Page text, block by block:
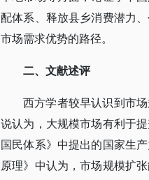
配体系、释放县乡消费潜力
市场需求优势的路径。
二、文献述评
西方学者较早认识到市
说认为，大规模市场有利于
国民体系》中提出的国家生
原理》中认为，市场规模扩